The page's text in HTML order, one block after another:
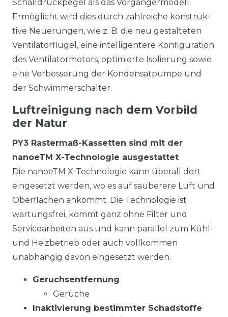
Schalldruckpegel als das Vorgängermodell.
Ermöglicht wird dies durch zahlreiche konstruk-
tive Neuerungen, wie z. B. die neu gestalteten
Ventilatorflügel, eine intelligentere Konfiguration
des Ventilatormotors, optimierte Isolierung sowie
eine Verbesserung der Kondensatpumpe und
der Schwimmerschalter.
Luftreinigung nach dem Vorbild
der Natur
PY3 Rastermaß-Kassetten sind mit der
nanoeTM X-Technologie ausgestattet
Die nanoeTM X-Technologie kann überall dort
eingesetzt werden, wo es auf sauberere Luft und
Oberflächen ankommt. Die Technologie ist
wartungsfrei, kommt ganz ohne Filter und
Servicearbeiten aus und kann parallel zum Kühl-
und Heizbetrieb oder auch vollkommen
unabhängig davon eingesetzt werden.
Geruchsentfernung
Gerüche
Inaktivierung bestimmter Schadstoffe